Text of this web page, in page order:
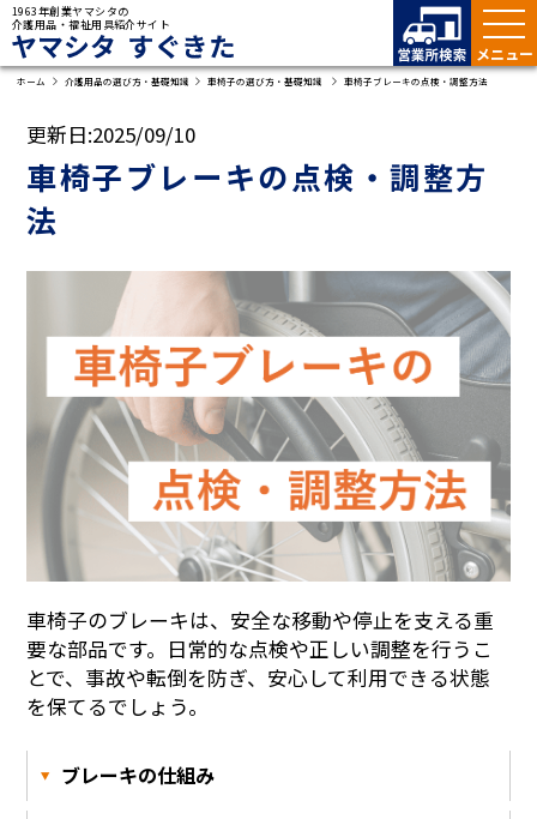
1963年創業ヤマシタの
介護用品・福祉用具紹介サイト
ホーム 介護用品の選び方・基礎知識 車椅子の選び方・基礎知識 車椅子ブレーキの点検・調整方法
更新日:2025/09/10
車椅子ブレーキの点検・調整方
法
車椅子のブレーキは、安全な移動や停止を支える重
要な部品です。日常的な点検や正しい調整を行うこ
とで、事故や転倒を防ぎ、安心して利用できる状態
を保てるでしょう。
ブレーキの仕組み